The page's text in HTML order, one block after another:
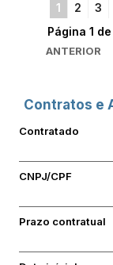
1 2 3
ANTERIOR
Página 1
Contratos e
Contratado
CNPJ/CPF
Prazo contratual